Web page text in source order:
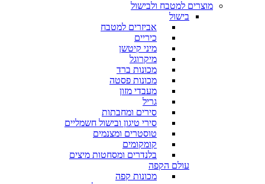
מוצרים למטבח ולבישול
בישול
אביזרים למטבח
כיריים
מיני קיטשן
מיקרוגל
מכונות ברד
מכונות פסטה
מעבדי מזון
גריל
סירים ומחבתות
סירי טיגון ובישול חשמליים
טוסטרים ומצנמים
קומקומים
בלנדרים ומסחטות מיצים
עולם הקפה
מכונות קפה